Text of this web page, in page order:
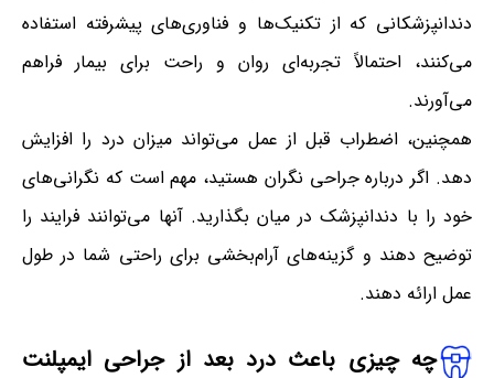
دندانپزشکانی که از تکنیک‌ها و فناوری‌های پیشرفته استفاده
می‌کنند، احتمالاً تجربه‌ای روان و راحت برای بیمار فراهم
می‌آورند.
همچنین، اضطراب قبل از عمل می‌تواند میزان درد را افزایش
دهد. اگر درباره جراحی نگران هستید، مهم است که نگرانی‌های
خود را با دندانپزشک در میان بگذارید. آنها می‌توانند فرایند را
توضیح دهند و گزینه‌های آرام‌بخشی برای راحتی شما در طول
عمل ارائه دهند.
چه چیزی باعث درد بعد از جراحی ایمپلنت